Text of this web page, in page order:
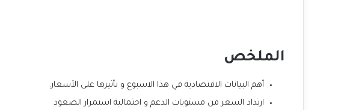
الملخص
أهم البيانات الاقتصادية في هذا الاسبوع و تأثيرها على الأسعار.
ارتداد السعر من مستويات الدعم و احتمالية استمرار الصعود